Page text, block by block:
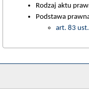
Rodzaj aktu
Podstawa
art. 83